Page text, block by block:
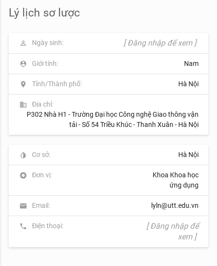
Lý lịch sơ lược
perm_identity Ngày sinh: [ Đăng nhập để xem ]
person_pin Giới tính: Nam
location_on Tỉnh/Thành phố: Hà Nội
business
Địa chỉ:
P302 Nhà H1 - Trường Đại học Công nghệ Giao thông vận
tải - Số 54 Triều Khúc - Thanh Xuân - Hà Nội
invert_colors Cơ sở: Hà Nội
album Đơn vị:
Khoa Khoa học
ứng dụng
mail Email: lyln@utt.edu.vn
phone Điện thoại:
[ Đăng nhập để
xem ]